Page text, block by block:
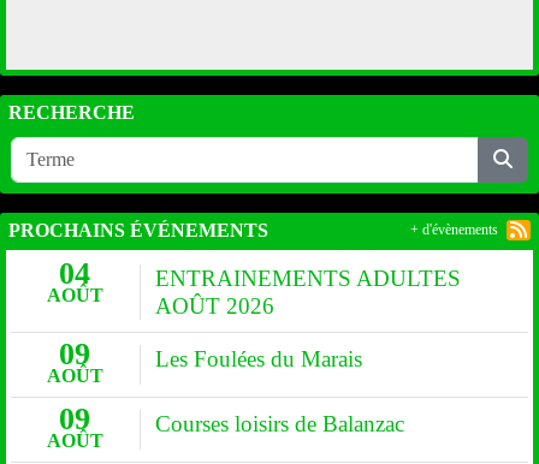
RECHERCHE
PROCHAINS ÉVÉNEMENTS
04
AOÛT
ENTRAINEMENTS ADULTES
AOÛT 2026
09
AOÛT
Les Foulées du Marais
09
AOÛT
Courses loisirs de Balanzac
+ d'évènements